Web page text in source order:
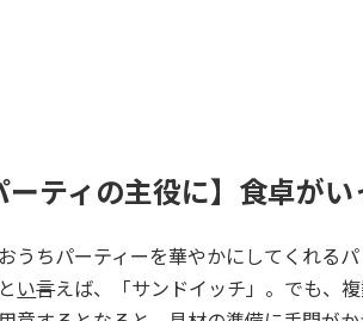
ーティの主役に】食卓が
おうちパーティーを華やかにしてくれる
と い言えば、「サンドイッチ」。でも、